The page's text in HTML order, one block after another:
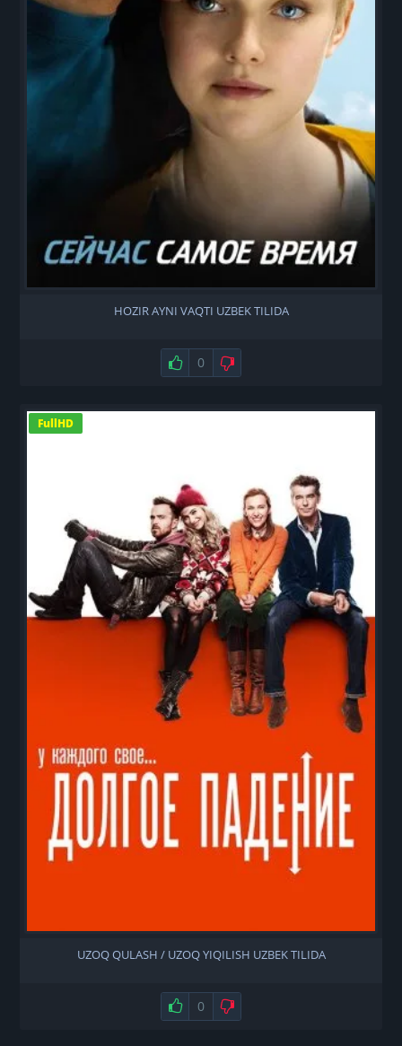
HOZIR AYNI VAQTI UZBEK TILIDA
Нравится
0 Не нравится
FullHD
UZOQ QULASH / UZOQ YIQILISH UZBEK TILIDA
Нравится
0 Не нравится